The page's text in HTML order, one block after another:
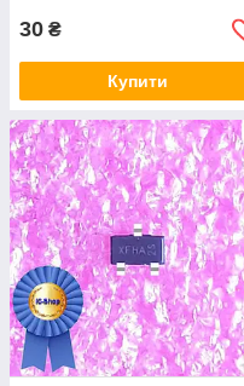
30 ₴
Купити